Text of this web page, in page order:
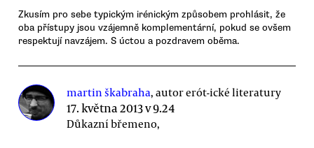
Zkusím pro sebe typickým irénickým způsobem prohlásit, že
oba přístupy jsou vzájemně komplementární, pokud se ovšem
respektují navzájem. S úctou a pozdravem oběma.
martin škabraha, autor erót-ické literatury
17. května 2013 v 9.24
Důkazní břemeno,